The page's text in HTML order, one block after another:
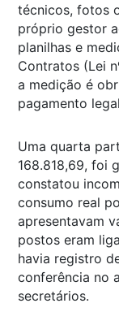
técnicos, fotos
próprio gestor
planilhas e
Contratos (Lei
a medição é
pagamento
Uma quarta
168.818,69, foi
constatou
consumo real
apresentavam
postos eram
havia registro
conferência no
secretários.